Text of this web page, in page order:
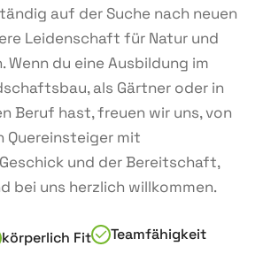
auf der Suche nach neuen
Leidenschaft für Natur und
Wenn du eine Ausbildung im
als Gärtner oder in
Beruf hast, freuen wir uns, von
Quereinsteiger mit
und der Bereitschaft,
bei uns herzlich willkommen.
körperlich Fit Teamfähigkeit